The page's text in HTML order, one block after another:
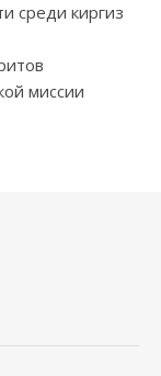
среди киргиз
миссии